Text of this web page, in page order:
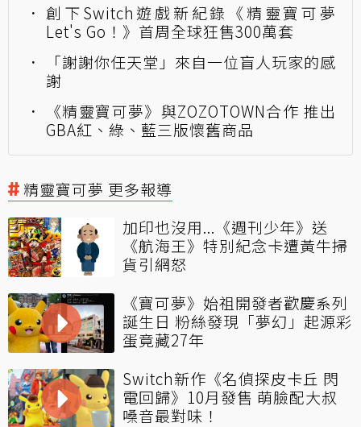
創下Switch遊戲新紀錄《精靈寶可夢
Let's Go！》首周全球狂售300萬套
「謝謝你任天堂」來自一位盲人玩家的感
謝
《精靈寶可夢》與ZOZOTOWN合作 推出
GBA紅、綠、藍三版懷舊商品
精靈寶可夢 更多報導
加印也沒用...《週刊少年》送
《航海王》特別紀念卡遭黃牛掃
貨引網怒
《寶可夢》始祖開發者歡慶系列
誕生日 粉絲發現「夢幻」起源彩
蛋竟藏27年
Switch新作《名偵探皮卡丘 閃
電回歸》10月發售 萌臉配大叔
嗓音最對味！